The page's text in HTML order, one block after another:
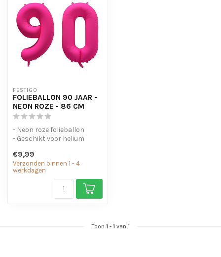
FESTIGO
FOLIEBALLON 90 JAAR -
NEON ROZE - 86 CM
- Neon roze folieballon
- Geschikt voor helium
op te...
€9,99
Verzonden binnen 1 - 4
werkdagen
Toon 1- 1van 1